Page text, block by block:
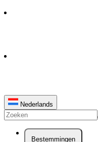
Nederlands
Bestemmingen